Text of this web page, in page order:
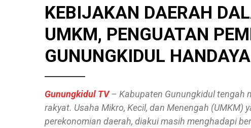
KEBIJAKAN DAERAH
UMKM, PENGUATAN
GUNUNGKIDUL
Gunungkidul TV– Kabupaten Gunungkidul tengah
rakyat. Usaha Mikro, Kecil, dan Menengah
perekonomian daerah, diakui masih menghadapi